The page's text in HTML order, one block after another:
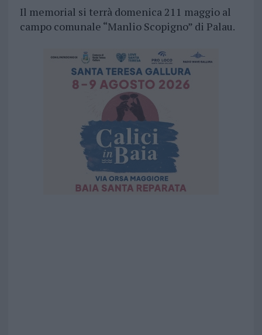
Il memorial si terrà domenica 211 maggio al
campo comunale “Manlio Scopigno” di Palau.